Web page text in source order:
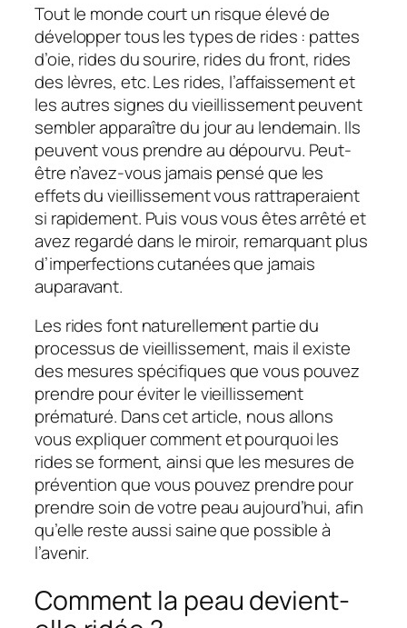
Tout le monde court un risque élevé de
développer tous les types de rides : pattes
d’oie, rides du sourire, rides du front, rides
des lèvres, etc. Les rides, l’affaissement et
les autres signes du vieillissement peuvent
sembler apparaître du jour au lendemain. Ils
peuvent vous prendre au dépourvu. Peut-
être n’avez-vous jamais pensé que les
effets du vieillissement vous rattraperaient
si rapidement. Puis vous vous êtes arrêté et
avez regardé dans le miroir, remarquant plus
d’imperfections cutanées que jamais
auparavant.
Les rides font naturellement partie du
processus de vieillissement, mais il existe
des mesures spécifiques que vous pouvez
prendre pour éviter le vieillissement
prématuré. Dans cet article, nous allons
vous expliquer comment et pourquoi les
rides se forment, ainsi que les mesures de
prévention que vous pouvez prendre pour
prendre soin de votre peau aujourd’hui, afin
qu’elle reste aussi saine que possible à
l’avenir.
Comment la peau devient-